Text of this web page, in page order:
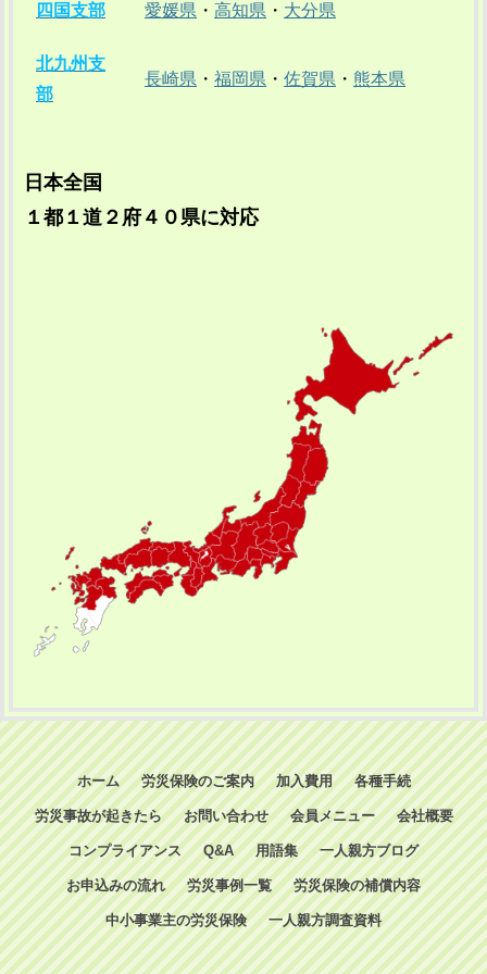
四国支部 愛媛県 ・ 高知県 ・ 大分県
北九州支
部
長崎県 ・ 福岡県 ・ 佐賀県 ・ 熊本県
日本全国
１都１道２府４０県に対応
ホーム 労災保険のご案内 加入費用 各種手続
労災事故が起きたら お問い合わせ 会員メニュー 会社概要
コンプライアンス Q&A 用語集 一人親方ブログ
お申込みの流れ 労災事例一覧 労災保険の補償内容
中小事業主の労災保険 一人親方調査資料